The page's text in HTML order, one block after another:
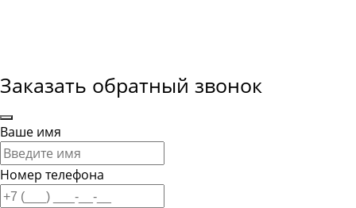
Заказать обратный звонок
Ваше имя
Номер телефона